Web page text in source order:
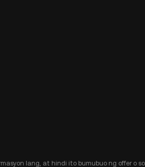
lang, at hindi ito bumubuo ng offer o